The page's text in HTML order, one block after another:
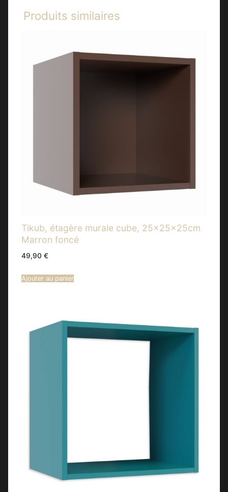
Produits similaires
Tikub, étagère murale cube, 25x25x25cm
Marron foncé
49,90 €
Ajouter au panier